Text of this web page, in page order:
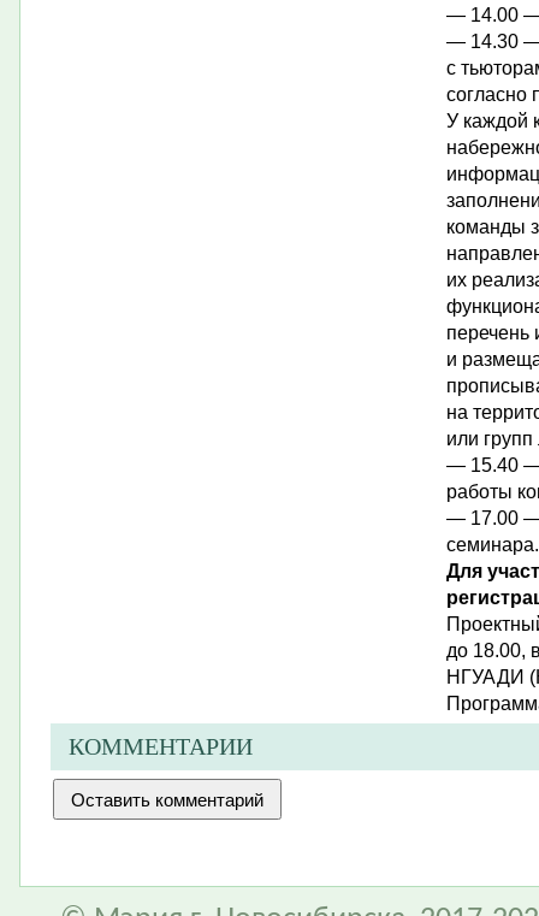
— 14.00 —
— 14.30 —
с
согласно
У каждой
команды
их
перечень
и
на
или
— 15.40 —
работы
— 17.00 —
семинара.
Для
до 18.00,
НГУАДИ
КОММЕНТАРИИ